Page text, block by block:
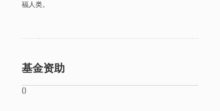
福人类。
基金资助
()